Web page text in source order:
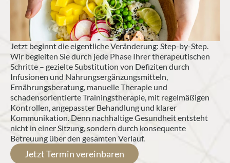
Jetzt Termin vereinbaren
Jetzt beginnt die eigentliche Veränderung: Step-by-Step.
Wir begleiten Sie durch jede Phase Ihrer therapeutischen
Schritte – gezielte Substitution von Defiziten durch
Infusionen und Nahrungsergänzungsmitteln,
Ernährungsberatung, manuelle Therapie und
schadensorientierte Trainingstherapie, mit regelmäßigen
Kontrollen, angepasster Behandlung und klarer
Kommunikation. Denn nachhaltige Gesundheit entsteht
nicht in einer Sitzung, sondern durch konsequente
Betreuung über den gesamten Verlauf.